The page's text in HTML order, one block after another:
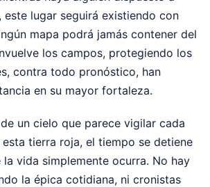
lugar seguirá existiendo con
mapa podrá jamás contener del
los campos, protegiendo los
contra todo pronóstico, han
en su mayor fortaleza.
un cielo que parece vigilar cada
tierra roja, el tiempo se detiene
vida simplemente ocurra. No hay
la épica cotidiana, ni cronistas